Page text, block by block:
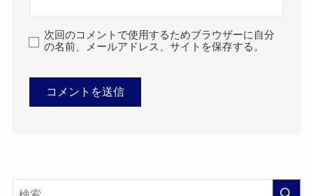
次回のコメントで使用するためブラウザーに自分
の名前、メールアドレス、サイトを保存する。